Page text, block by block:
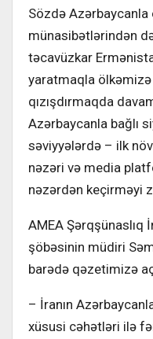
Sözdə
münasibətlərindən
təcavüzkar
yaratmaqla ölkəmizə
qızışdırmaqda
Azərbaycanla bağlı
səviyyələrdə – ilk
nəzəri və media
nəzərdən keçirməyi
AMEA Şərqşünaslıq
şöbəsinin müdiri
barədə qəzetimizə
– İranın
xüsusi cəhətləri ilə